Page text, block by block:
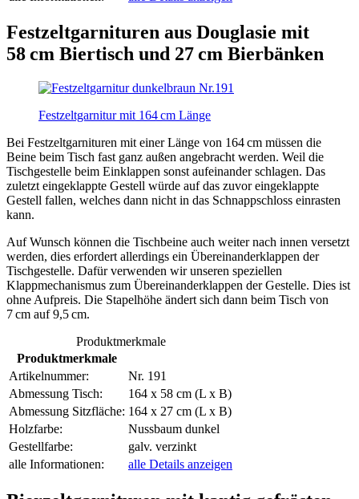
Festzeltgarnituren aus Douglasie mit
58 cm Biertisch und 27 cm Bierbänken
Festzeltgarnitur mit 164 cm Länge
Bei Festzeltgarnituren mit einer Länge von 164 cm müssen die
Beine beim Tisch fast ganz außen angebracht werden. Weil die
Tischgestelle beim Einklappen sonst aufeinander schlagen. Das
zuletzt eingeklappte Gestell würde auf das zuvor eingeklappte
Gestell fallen, welches dann nicht in das Schnappschloss einrasten
kann.
Auf Wunsch können die Tischbeine auch weiter nach innen versetzt
werden, dies erfordert allerdings ein Übereinanderklappen der
Tischgestelle. Dafür verwenden wir unseren speziellen
Klappmechanismus zum Übereinanderklappen der Gestelle. Dies ist
ohne Aufpreis. Die Stapelhöhe ändert sich dann beim Tisch von
7 cm auf 9,5 cm.
Produktmerkmale
Produktmerkmale
Artikelnummer:
Nr. 191
Abmessung Tisch:
164 x 58 cm (L x B)
Abmessung Sitzfläche: 164 x 27 cm (L x B)
Holzfarbe:
Nussbaum dunkel
Gestellfarbe:
galv. verzinkt
alle Informationen:
alle Details anzeigen